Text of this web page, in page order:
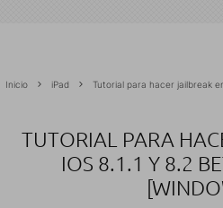
Inicio iPad Tutorial para hacer jailbreak
TUTORIAL PARA
IOS 8.1.1 Y 8.2